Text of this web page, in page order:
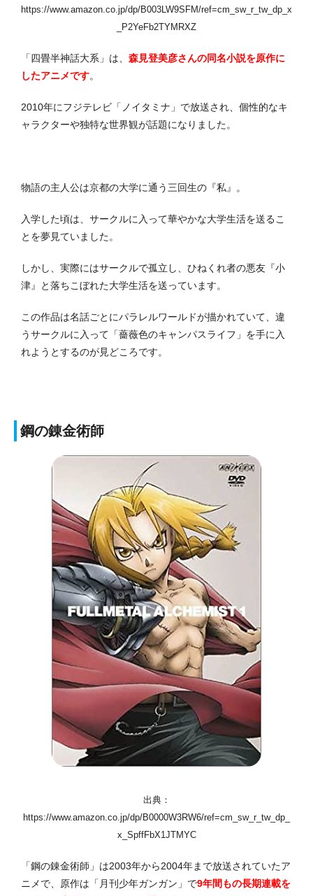
https://www.amazon.co.jp/dp/B003LW9SFM/ref=cm_sw_r_tw_dp_x
_P2YeFb2TYMRXZ
「四畳半神話大系」は、 森見登美彦さんの同名小説を原作に
したアニメです。
2010年にフジテレビ「ノイタミナ」で放送され、個性的なキ
ャラクターや独特な世界観が話題になりました。
物語の主人公は京都の大学に通う三回生の『私』。
入学した頃は、サークルに入って華やかな大学生活を送るこ
とを夢見ていました。
しかし、実際にはサークルで孤立し、ひねくれ者の悪友『小
津』と落ちこぼれた大学生活を送っています。
この作品は名話ごとにパラレルワールドが描かれていて、違
うサークルに入って「薔薇色のキャンパスライフ」を手に入
れようとするのが見どころです。
鋼の錬金術師
出典：
https://www.amazon.co.jp/dp/B0000W3RW6/ref=cm_sw_r_tw_dp_
x_SpffFbX1JTMYC
「鋼の錬金術師」は2003年から2004年まで放送されていたア
ニメで、原作は「月刊少年ガンガン」で9年間もの長期連載を